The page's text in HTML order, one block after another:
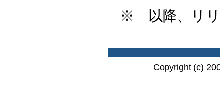
※ 以降、リリ
Copyright (c)